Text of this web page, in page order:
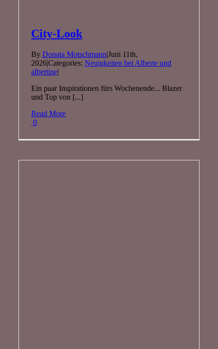
City-Look
By Donata Motschmann|Juni 11th,
2026|Categories: Neuigkeiten bei Alberte und
albertine|
Ein paar Inspirationen fürs Wochenende... Blazer
und Top von [...]
Read More
0